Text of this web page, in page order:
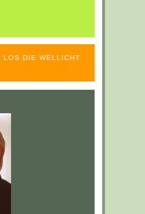
LOS DIE WELLICHT